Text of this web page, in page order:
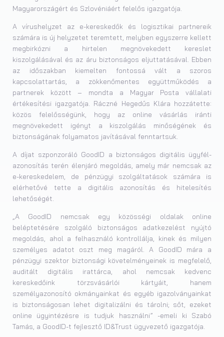
Magyarországért és Szlovéniáért felelős igazgatója.
A vírushelyzet az e-kereskedők és logisztikai partnereik
számára is új helyzetet teremtett, melyben egyszerre kellett
megbirkózni a hirtelen megnövekedett kereslet
kiszolgálásával és az áru biztonságos eljuttatásával. Ebben
az időszakban kiemelten fontossá vált a szoros
kapcsolattartás, a zökkenőmentes együttműködés a
partnerek között – mondta a Magyar Posta vállalati
értékesítési igazgatója. Ráczné Hegedűs Klára hozzátette:
közös felelősségünk, hogy az online vásárlás iránti
megnövekedett igényt a kiszolgálás minőségének és
biztonságának folyamatos javításával fenntartsuk.
A díjat szponzoráló GoodID a biztonságos digitális ügyfél-
azonosítás terén élenjáró megoldás, amely már nemcsak az
e-kereskedelem, de pénzügyi szolgáltatások számára is
elérhetővé tette a digitális azonosítás és hitelesítés
lehetőségét.
„A GoodID nemcsak egy közösségi oldalak online
beléptetésére szolgáló biztonságos adatkezelést nyújtó
megoldás, ahol a felhasználó kontrollálja, kinek és milyen
személyes adatot oszt meg magáról. A GoodID mára a
pénzügyi szektor biztonsági követelményeinek is megfelelő,
auditált digitális irattárca, ahol nemcsak kedvenc
kereskedőink törzsvásárlói kártyáit, hanem
személyazonosító okmányainkat és egyéb igazolványainkat
is biztonságosan lehet digitalizálni és tárolni; sőt, ezeket
online ügyintézésre is tudjuk használni” -emeli ki Szabó
Tamás, a GoodID-t fejlesztő ID&Trust ügyvezető igazgatója.